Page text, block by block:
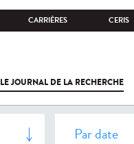
CARRIÈRES CERIS
LE JOURNAL DE LA RECHERCHE